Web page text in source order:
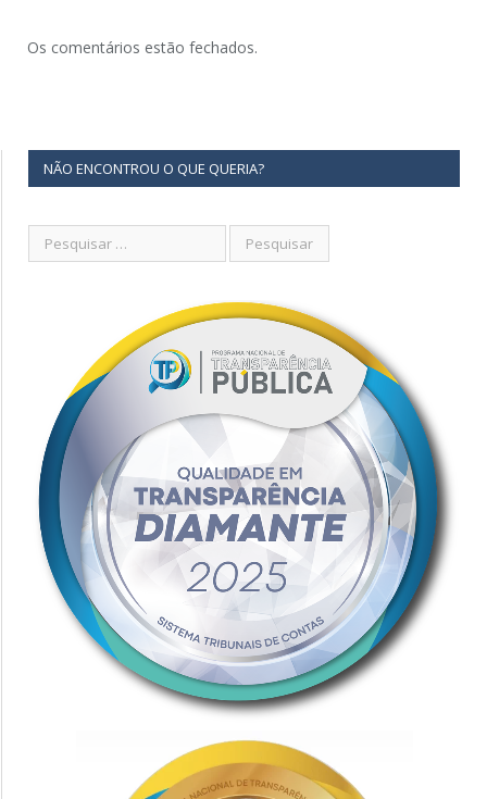
Os comentários estão fechados.
NÃO ENCONTROU O QUE QUERIA?